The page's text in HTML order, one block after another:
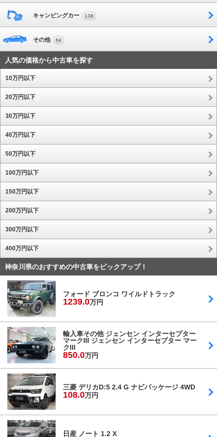
キャンピングカー 138
その他 64
人気の価格から中古車を探す
10万円以下
20万円以下
30万円以下
40万円以下
50万円以下
100万円以下
150万円以下
200万円以下
300万円以下
400万円以下
神奈川県のおすすめの中古車をピックアップ！
フォード ブロンコ ワイルドトラック
1239.0万円
輸入車その他 ジェンセン インターセプター
マークIII ジェンセン インターセプター マー
クIII
850.0万円
三菱 デリカD:5 2.4 G ナビパッケージ 4WD
108.0万円
日産 ノート 1.2 X